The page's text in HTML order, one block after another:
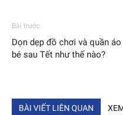
Bài trước
Dọn dẹp đồ chơi và quần áo
bé sau Tết như thế nào?
BÀI VIẾT LIÊN QUAN